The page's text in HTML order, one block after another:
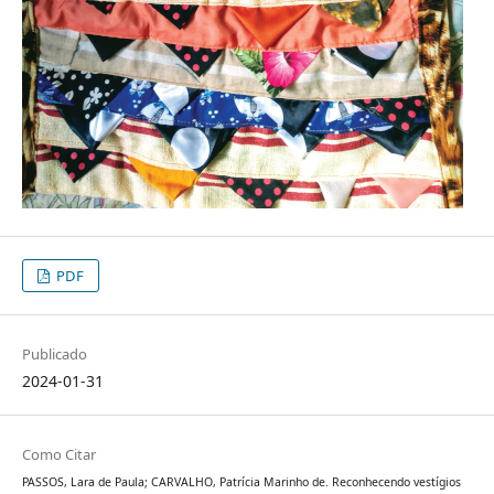
PDF
Publicado
2024-01-31
Como Citar
PASSOS, Lara de Paula; CARVALHO, Patrícia Marinho de. Reconhecendo vestígios